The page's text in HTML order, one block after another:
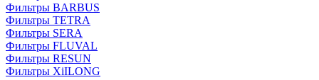
Фильтры BARBUS
Фильтры ТETRA
Фильтры SERA
Фильтры FLUVAL
Фильтры RESUN
Фильтры XiILONG